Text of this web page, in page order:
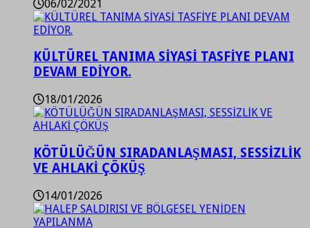
06/02/2021
KÜLTÜREL TANIMA SİYASİ TASFİYE PLANI
DEVAM EDİYOR.
18/01/2026
KÖTÜLÜĞÜN SIRADANLAŞMASI, SESSİZLİK
VE AHLAKİ ÇÖKÜŞ
14/01/2026